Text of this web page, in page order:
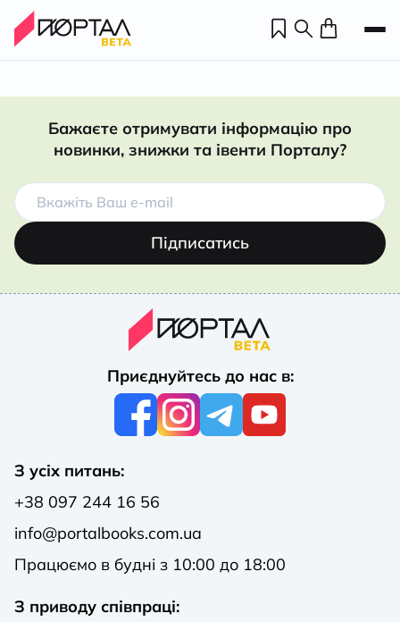
Бажаєте отримувати інформацію про
новинки, знижки та івенти Порталу?
Підписатись
Приєднуйтесь до нас в:
З усіх питань:
+38 097 244 16 56
info@portalbooks.com.ua
Працюємо в будні з 10:00 до 18:00
З приводу співпраці: